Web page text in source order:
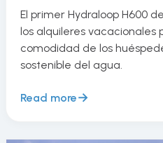
El primer Hydraloop H600
los alquileres vacacionales
comodidad de los
sostenible del agua.
Read more